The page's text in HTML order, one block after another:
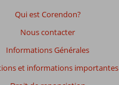
Qui est Corendon?
Nous contacter
Informations Générales
et informations importantes